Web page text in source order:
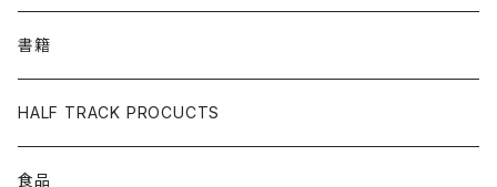
書籍
HALF TRACK PROCUCTS
食品